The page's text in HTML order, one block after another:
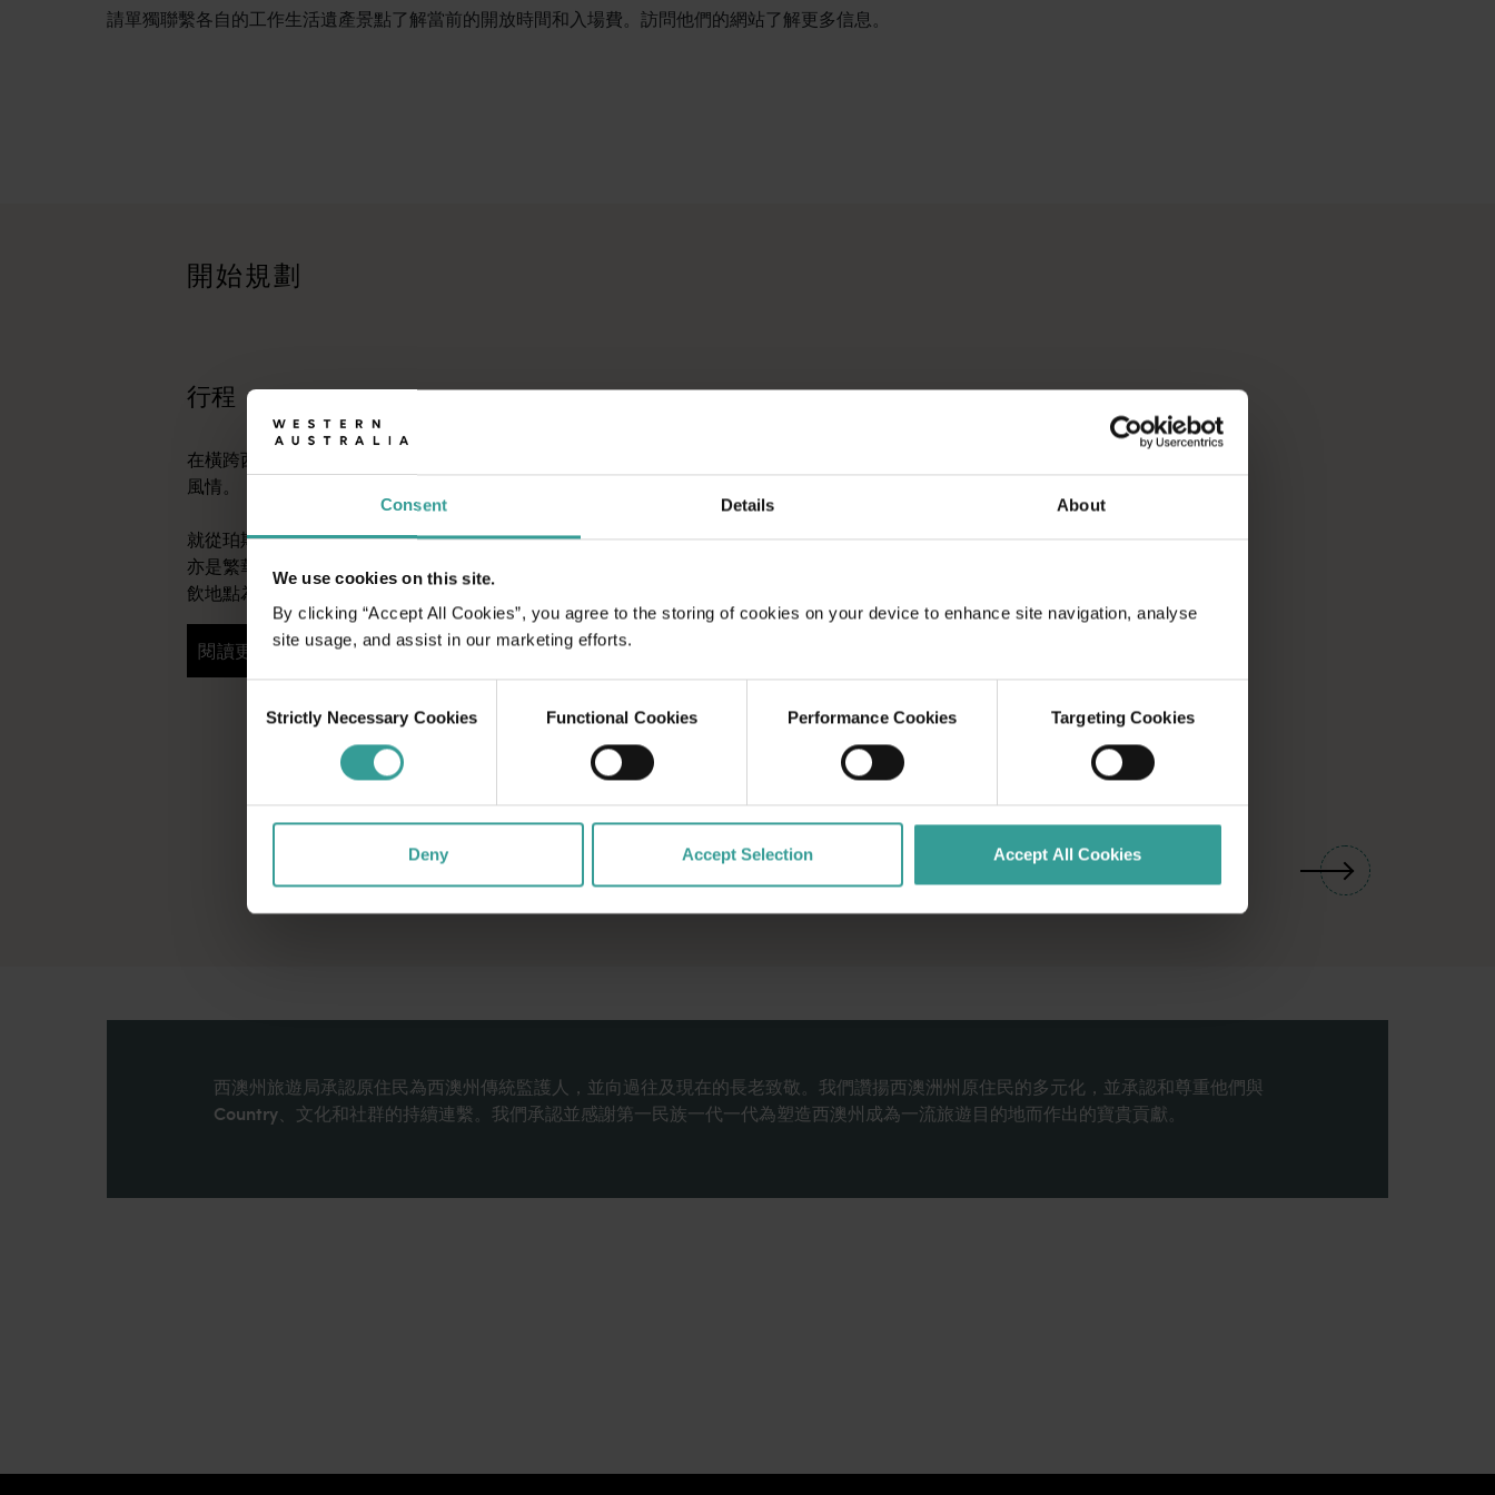
Consent Details About
We use cookies on this site.
By clicking “Accept All Cookies”, you agree to the storing of cookies on your device to enhance site navigation, analyse
site usage, and assist in our marketing efforts.
Selection
Strictly Necessary Cookies Functional Cookies Performance Cookies Targeting Cookies
Deny Accept Selection Accept All Cookies
請單獨聯繫各自的工作生活遺產景點了解當前的開放時間和入場費。訪問他們的網站了解更多信息。
<p>準備好探索西澳州了嗎？瀏覽一下這些位於西澳州各地的歷奇旅程吧。您可按照地點和體驗來篩選內容，以找出與您相似的旅客所撰寫的故事。</p>
01/03
開始規劃
行程
在橫跨西澳州迷人風景的史詩級歷奇中，盡享寬廣道路的浪漫
風情。
就從珀斯 (Perth) 開始吧，這是澳洲陽光最燦爛的首都，同時
亦是繁華熱鬧的文化樞紐。這裡的自然景點和富有想像力的餐
飲地點為您寫下田園詩篇般的美好開始。
閱讀更多
閱讀更多
西澳州旅遊局承認原住民為西澳州傳統監護人，並向過往及現在的長老致敬。我們讚揚西澳洲州原住民的多元化，並承認和尊重他們與
Country、文化和社群的持續連繫。我們承認並感謝第一民族一代一代為塑造西澳州成為一流旅遊目的地而作出的寶貴貢獻。